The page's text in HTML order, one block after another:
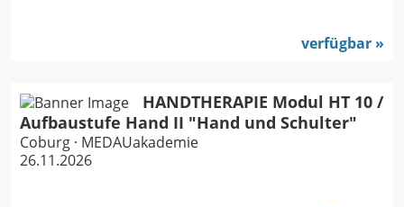
verfügbar
HANDTHERAPIE Modul HT 10 /
Aufbaustufe Hand II "Hand und Schulter"
Coburg · MEDAUakademie
26.11.2026